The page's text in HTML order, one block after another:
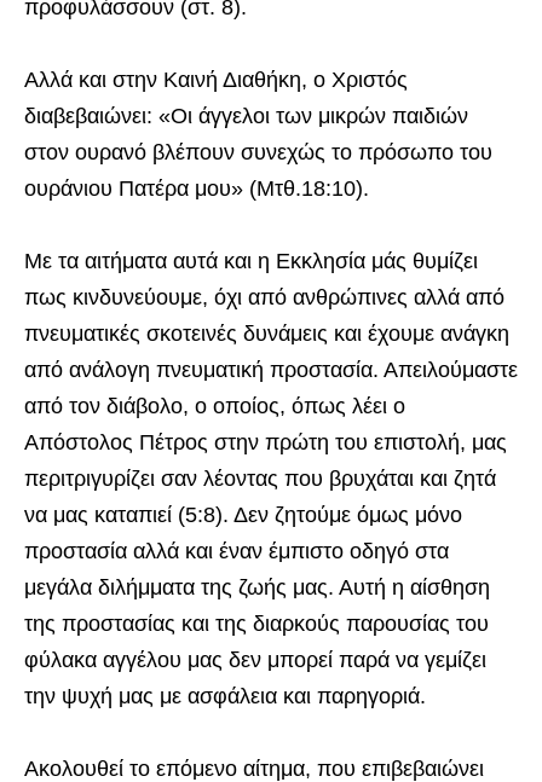
προφυλάσσουν (στ. 8).
Αλλά και στην Καινή Διαθήκη, ο Χριστός
διαβεβαιώνει: «Οι άγγελοι των μικρών παιδιών
στον ουρανό βλέπουν συνεχώς το πρόσωπο του
ουράνιου Πατέρα μου» (Μτθ.18:10).
Με τα αιτήματα αυτά και η Εκκλησία μάς θυμίζει
πως κινδυνεύουμε, όχι από ανθρώπινες αλλά από
πνευματικές σκοτεινές δυνάμεις και έχουμε ανάγκη
από ανάλογη πνευματική προστασία. Απειλούμαστε
από τον διάβολο, ο οποίος, όπως λέει ο
Απόστολος Πέτρος στην πρώτη του επιστολή, μας
περιτριγυρίζει σαν λέοντας που βρυχάται και ζητά
να μας καταπιεί (5:8). Δεν ζητούμε όμως μόνο
προστασία αλλά και έναν έμπιστο οδηγό στα
μεγάλα διλήμματα της ζωής μας. Αυτή η αίσθηση
της προστασίας και της διαρκούς παρουσίας του
φύλακα αγγέλου μας δεν μπορεί παρά να γεμίζει
την ψυχή μας με ασφάλεια και παρηγοριά.
Ακολουθεί το επόμενο αίτημα, που επιβεβαιώνει